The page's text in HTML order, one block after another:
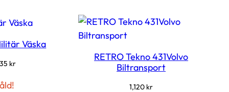
Väska
kr
RETRO Tekno 431Volvo
Biltransport
1,120 kr